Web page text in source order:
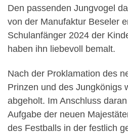
Den passenden Jungvogel
von der Manufaktur Beseler
Schulanfänger 2024 der
haben ihn liebevoll bemalt.
Nach der Proklamation des
Prinzen und des Jungkönigs
abgeholt. Im Anschluss
Aufgabe der neuen
des Festballs in der festlich